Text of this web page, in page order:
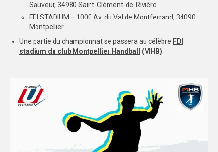
RAPPORTS D’ACTIVITES
2020-2021
2021-2022
ACCÈS AUX INSTALLATIONS
DOCUMENTS
DOCUMENTS ADMINISTRATIFS
DOCUMENTS SPORTIFS & ARBITRES
Sauveur, 34980 Saint-Clément-de-Rivière
FDI STADIUM – 1000 Av. du Val de Montferrand, 34090
Montpellier
Une partie du championnat se passera au célèbre FDI
stadium du club Montpellier Handball
(MHB)